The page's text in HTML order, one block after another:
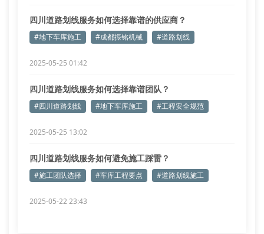
四川道路划线服务如何选择靠谱的供应商？
#地下车库施工 #成都振铭机械 #道路划线
2025-05-25 01:42
四川道路划线服务如何选择靠谱团队？
#四川道路划线 #地下车库施工 #工程安全规范
2025-05-25 13:02
四川道路划线服务如何避免施工踩雷？
#施工团队选择 #车库工程要点 #道路划线施工
2025-05-22 23:43